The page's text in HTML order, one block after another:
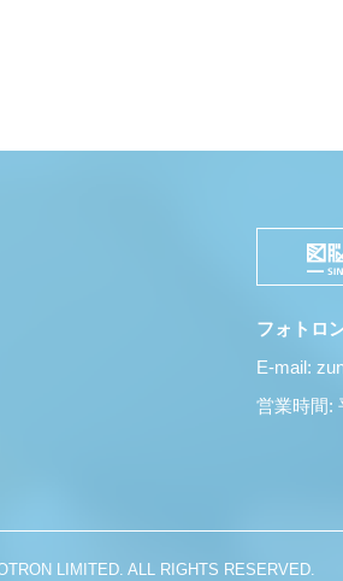
フォトロ
E-mail:
営業時間:
LIMITED. ALL RIGHTS RESERVED.